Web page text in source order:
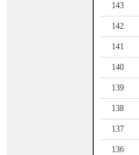
143
142
141
140
139
138
137
136